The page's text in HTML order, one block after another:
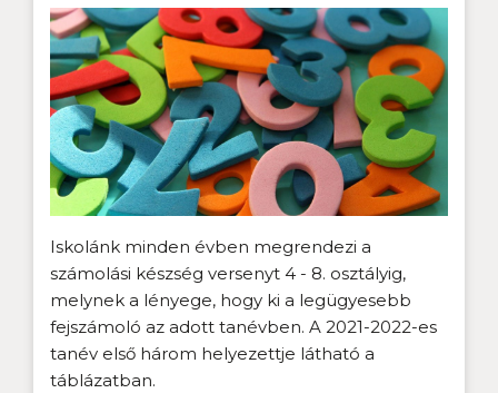
Iskolánk minden évben megrendezi a
számolási készség versenyt 4 - 8. osztályig,
melynek a lényege, hogy ki a legügyesebb
fejszámoló az adott tanévben. A 2021-2022-es
tanév első három helyezettje látható a
táblázatban.